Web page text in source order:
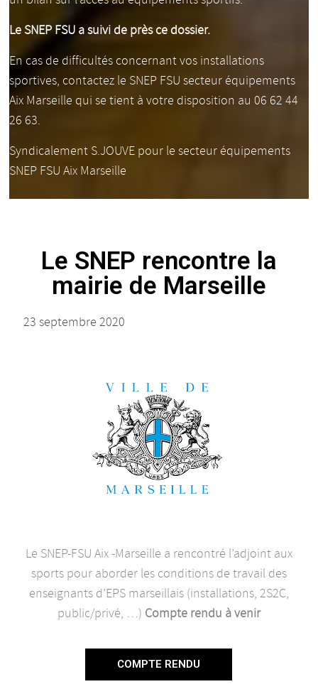
Le SNEP FSU a suivi de près ce dossier.
En cas de difficultés concernant vos installations
sportives, contactez le SNEP FSU secteur équipements
Aix Marseille qui se tient à votre disposition au 06 62 44
26 63.
Syndicalement S.JOUVE pour le secteur équipements
SNEP FSU Aix Marseille
Le SNEP rencontre la
mairie de Marseille
23 septembre 2020
Le SNEP-FSU Aix -Marseille a rencontré l’adjoint aux
sports pour aborder les conditions de travail des
enseignants d’EPS marseillais (installations, 2S2C,
public/privé, …) Compte rendu à venir
COMPTE RENDU